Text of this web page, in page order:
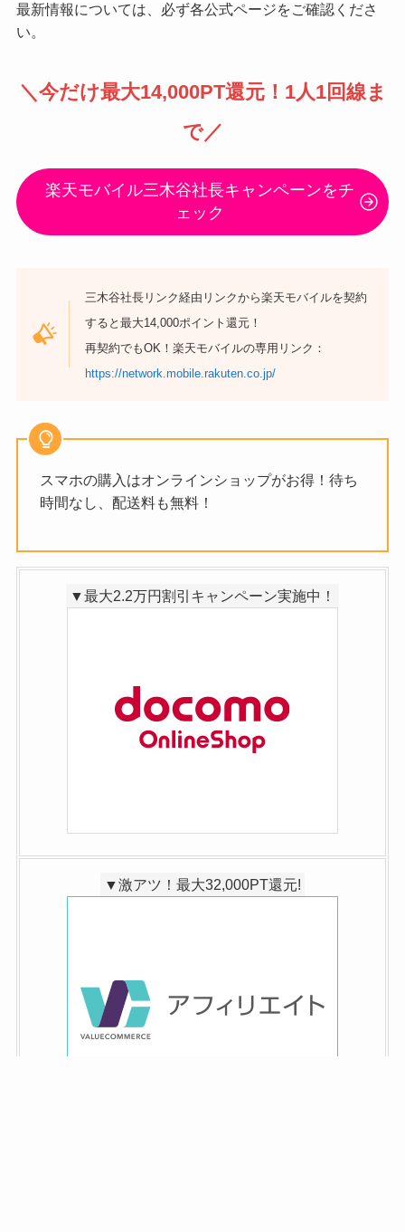
最新情報については、必ず各公式ページをご確認くださ
い。
＼今だけ最大14,000PT還元！1人1回線ま
で／
楽天モバイル三木谷社長キャンペーンをチ
ェック
三木谷社長リンク経由リンクから楽天モバイルを契約
すると最大14,000ポイント還元！
再契約でもOK！楽天モバイルの専用リンク：
https://network.mobile.rakuten.co.jp/
スマホの購入はオンラインショップがお得！待ち
時間なし、配送料も無料！
▼最大2.2万円割引キャンペーン実施中！
▼激アツ！最大32,000PT還元!